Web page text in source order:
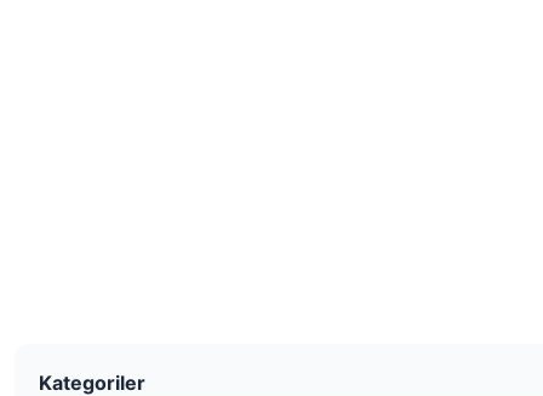
Kategoriler